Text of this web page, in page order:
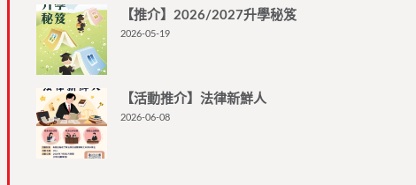
【推介】2026/2027升學秘笈
2026-05-19
【活動推介】法律新鮮人
2026-06-08